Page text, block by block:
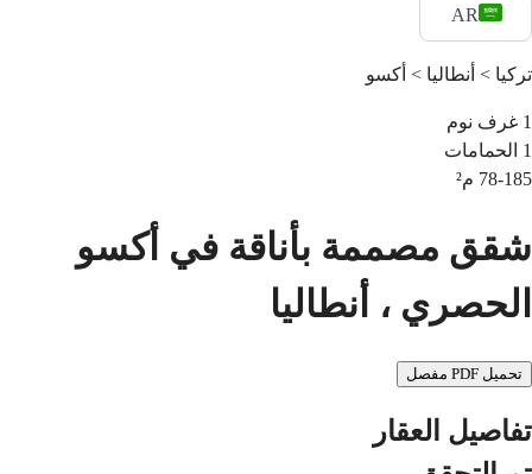
AR
تركيا > أنطاليا > أكسو
1 غرف نوم
1 الحمامات
78-185 م²
شقق مصممة بأناقة في أكسو
الحصري ، أنطاليا
تحميل PDF مفصل
تفاصيل العقار